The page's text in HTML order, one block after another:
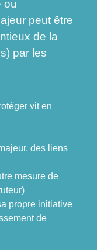
ou
peut être
de la
par les
vit en
des liens
mesure de
propre initiative
de